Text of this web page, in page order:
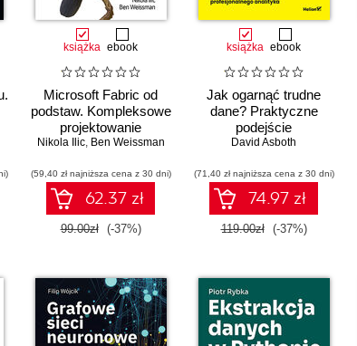
książka ebook
Microsoft Fabric od
podstaw. Kompleksowe
projektowanie
nowoczesnej analityki
Nikola Ilic, Ben Weissman
(59,40 zł najniższa cena z 30 dni)
62.37 zł
99.00zł (-37%)
książka ebook
Jak ogarnąć trudne
dane? Praktyczne
podejście
profesjonalnego
David Asboth
(71,40 zł najniższa cena z 30 dni)
74.97 zł
119.00zł (-37%)